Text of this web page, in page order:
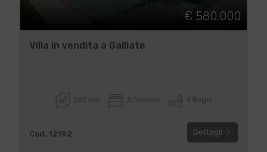
€ 580.000
Villa in vendita a Galliate
200 mq 3 Camere 3 Bagni
Cod. 12192 Dettagli